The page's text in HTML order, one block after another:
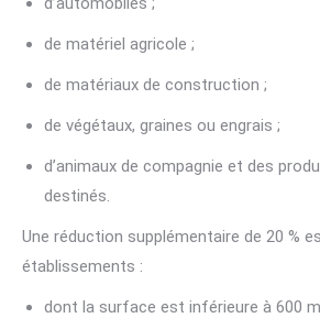
de matériel agricole ;
de matériaux de construction ;
de végétaux, graines ou engrais ;
d’animaux de compagnie et des
destinés.
Une réduction supplémentaire de 20 %
établissements :
dont la surface est inférieure à 600